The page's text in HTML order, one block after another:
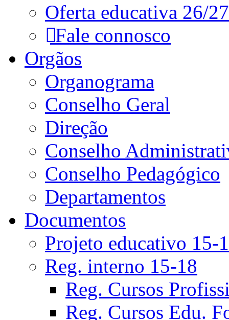
Oferta educativa 26/27
Fale connosco
Orgãos
Organograma
Conselho Geral
Direção
Conselho
Conselho Pedagógico
Departamentos
Documentos
Projeto educativo 15-
Reg. interno 15-18
Reg. Cursos
Reg. Cursos Edu.